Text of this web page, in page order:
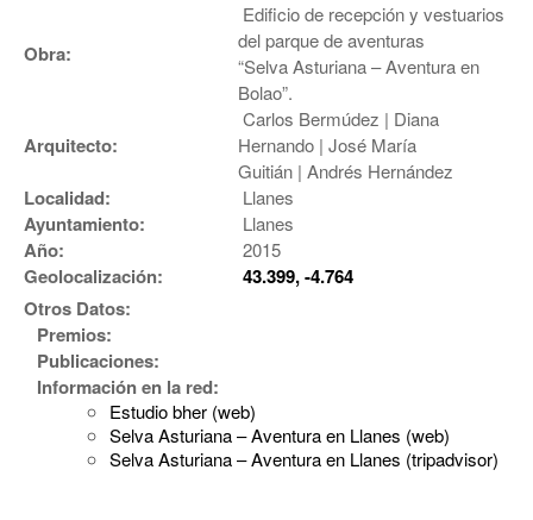
Obra:
Edificio de recepción y vestuarios
del parque de aventuras
“Selva Asturiana – Aventura en
Bolao”.
Arquitecto:
Carlos Bermúdez | Diana
Hernando | José María
Guitián | Andrés Hernández
Localidad: Llanes
Ayuntamiento: Llanes
Año: 2015
Geolocalización:
43.399, -4.764
Otros Datos:
Premios:
Publicaciones:
Información en la red:
Estudio bher (web)
Selva Asturiana – Aventura en Llanes (web)
Selva Asturiana – Aventura en Llanes (tripadvisor)